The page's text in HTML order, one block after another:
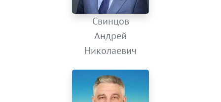
Свинцов
Андрей
Николаевич